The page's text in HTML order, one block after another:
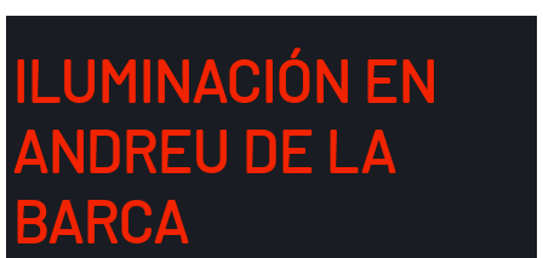
ILUMINACIÓN EN
ANDREU DE LA
BARCA